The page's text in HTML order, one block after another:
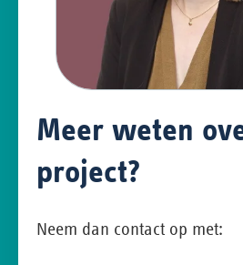
Meer weten
project?
Neem dan contact op met: